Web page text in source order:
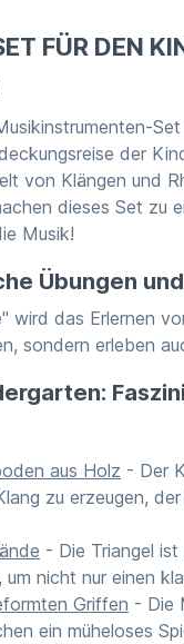
FÜR DEN
der
von Klängen und
dieses Set zu
Musik!
Übungen
das Erlernen
sondern erleben
aus Holz - Der
zu erzeugen,
- Die Triangel
nicht nur einen
Griffen - Die
ein müheloses